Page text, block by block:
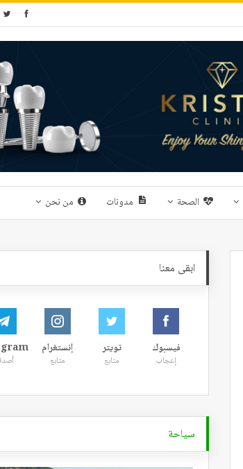
الصحة مدونات من نحن
ابقى معنا
فيسبوك
إعجاب
تويتر
متابع
إنستغرام
متابع
سياحة